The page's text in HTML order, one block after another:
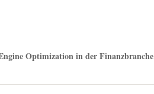
Optimization in der Finanzbranche